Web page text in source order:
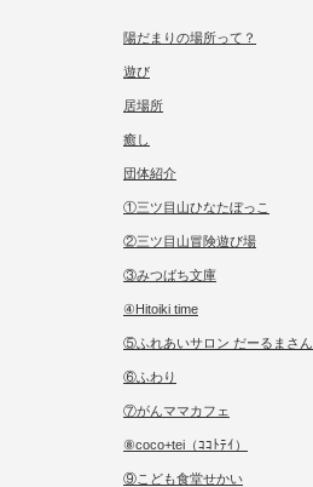
陽だまりの場所って？
遊び
居場所
癒し
団体紹介
①三ツ目山ひなたぼっこ
②三ツ目山冒険遊び場
③みつばち文庫
④Hitoiki time
⑤ふれあいサロン だーるまさん
⑥ふわり
⑦がんママカフェ
⑧coco+tei（ｺｺﾄﾃｲ）
⑨こども食堂せかい